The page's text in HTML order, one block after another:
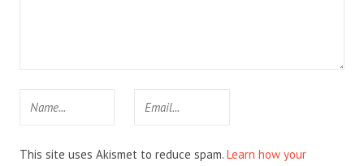
This site uses Akismet to reduce spam. Learn how your